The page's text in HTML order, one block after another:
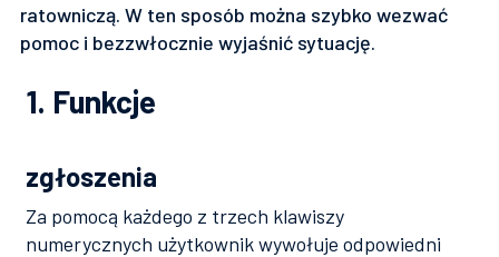
ratowniczą. W ten sposób można szybko wezwać
pomoc i bezzwłocznie wyjaśnić sytuację.
1. Funkcje
zgłoszenia
Za pomocą każdego z trzech klawiszy
numerycznych użytkownik wywołuje odpowiedni